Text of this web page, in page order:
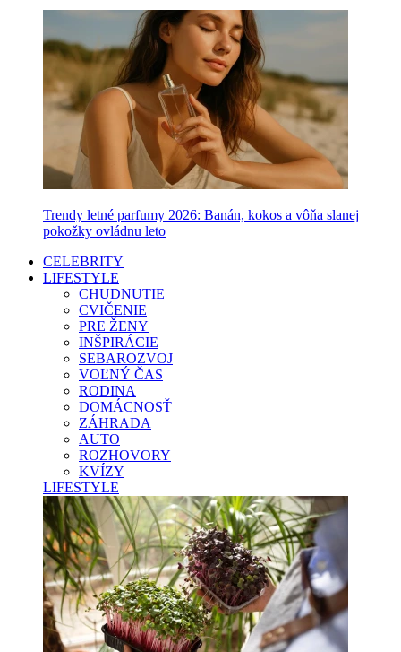
Trendy letné parfumy 2026: Banán, kokos a vôňa slanej
pokožky ovládnu leto
CELEBRITY
LIFESTYLE
CHUDNUTIE
CVIČENIE
PRE ŽENY
INŠPIRÁCIE
SEBAROZVOJ
VOĽNÝ ČAS
RODINA
DOMÁCNOSŤ
ZÁHRADA
AUTO
ROZHOVORY
KVÍZY
LIFESTYLE